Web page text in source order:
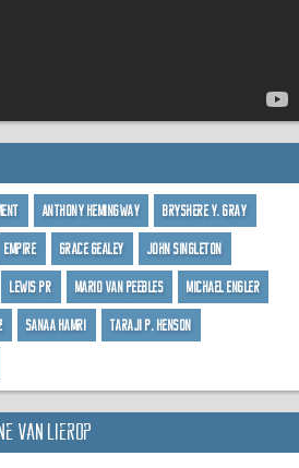
Anthony Hemingway Bryshere Y. Gray
Empire Grace Gealey John Singleton
Lewis PR Mario Van Peebles Michael Engler
Sanaa Hamri Taraji P. Henson
van Lierop